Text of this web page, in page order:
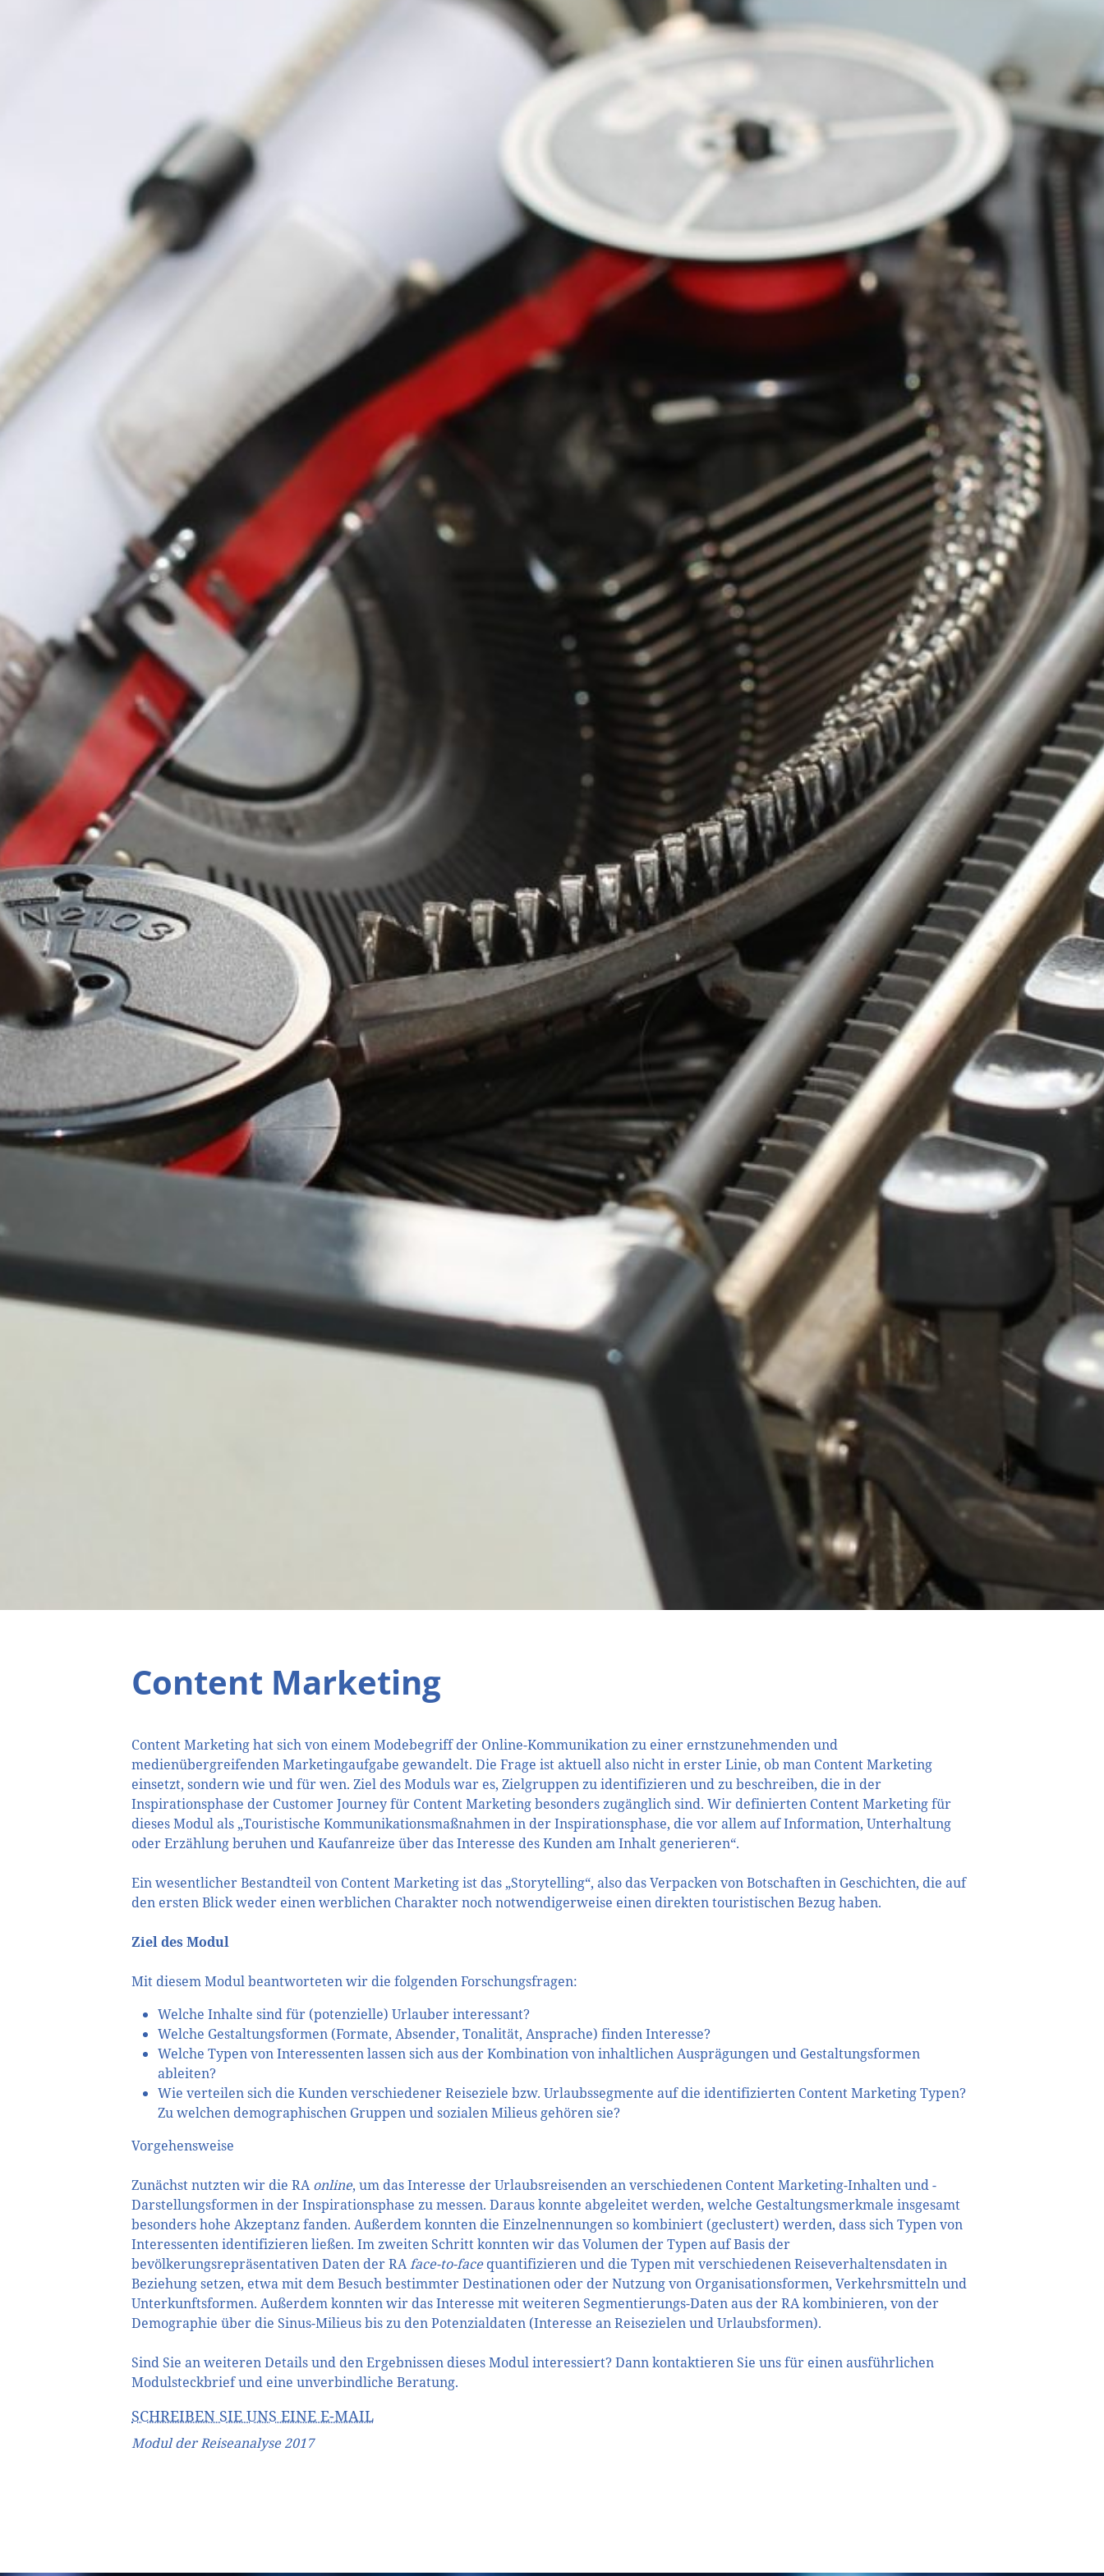
Content Marketing
Content Marketing hat sich von einem Modebegriff der Online-Kommunikation zu einer ernstzunehmenden und
medienübergreifenden Marketingaufgabe gewandelt. Die Frage ist aktuell also nicht in erster Linie, ob man Content Marketing
einsetzt, sondern wie und für wen. Ziel des Moduls war es, Zielgruppen zu identifizieren und zu beschreiben, die in der
Inspirationsphase der Customer Journey für Content Marketing besonders zugänglich sind. Wir definierten Content Marketing für
dieses Modul als „Touristische Kommunikationsmaßnahmen in der Inspirationsphase, die vor allem auf Information, Unterhaltung
oder Erzählung beruhen und Kaufanreize über das Interesse des Kunden am Inhalt generieren“.
Ein wesentlicher Bestandteil von Content Marketing ist das „Storytelling“, also das Verpacken von Botschaften in Geschichten, die auf
den ersten Blick weder einen werblichen Charakter noch notwendigerweise einen direkten touristischen Bezug haben.
Ziel des Modul
Mit diesem Modul beantworteten wir die folgenden Forschungsfragen:
Welche Inhalte sind für (potenzielle) Urlauber interessant?
Welche Gestaltungsformen (Formate, Absender, Tonalität, Ansprache) finden Interesse?
Welche Typen von Interessenten lassen sich aus der Kombination von inhaltlichen Ausprägungen und Gestaltungsformen
ableiten?
Wie verteilen sich die Kunden verschiedener Reiseziele bzw. Urlaubssegmente auf die identifizierten Content Marketing Typen?
Zu welchen demographischen Gruppen und sozialen Milieus gehören sie?
Vorgehensweise
Zunächst nutzten wir die RAonline, um das Interesse der Urlaubsreisenden an verschiedenen Content Marketing-Inhalten und -
Darstellungsformen in der Inspirationsphase zu messen. Daraus konnte abgeleitet werden, welche Gestaltungsmerkmale insgesamt
besonders hohe Akzeptanz fanden. Außerdem konnten die Einzelnennungen so kombiniert (geclustert) werden, dass sich Typen von
Interessenten identifizieren ließen. Im zweiten Schritt konnten wir das Volumen der Typen auf Basis der
bevölkerungsrepräsentativen Daten der RAface-to-facequantifizieren und die Typen mit verschiedenen Reiseverhaltensdaten in
Beziehung setzen, etwa mit dem Besuch bestimmter Destinationen oder der Nutzung von Organisationsformen, Verkehrsmitteln und
Unterkunftsformen. Außerdem konnten wir das Interesse mit weiteren Segmentierungs-Daten aus der RA kombinieren, von der
Demographie über die Sinus-Milieus bis zu den Potenzialdaten (Interesse an Reisezielen und Urlaubsformen).
Sind Sie an weiteren Details und den Ergebnissen dieses Modul interessiert? Dann kontaktieren Sie uns für einen ausführlichen
Modulsteckbrief und eine unverbindliche Beratung.
SCHREIBEN SIE UNS EINE E-MAIL
Modul der Reiseanalyse 2017